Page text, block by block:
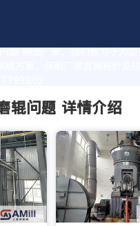
题 制造厂家，我们致力于为
方案。获取厂家直销报价及技
辊问题 详情介绍